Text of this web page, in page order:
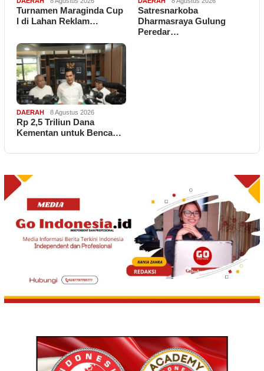
Turnamen Maraginda Cup
I di Lahan Reklam…
Satresnarkoba
Dharmasraya Gulung
Peredar…
DAERAH 8 Agustus 2026
Rp 2,5 Triliun Dana
Kementan untuk Benca…